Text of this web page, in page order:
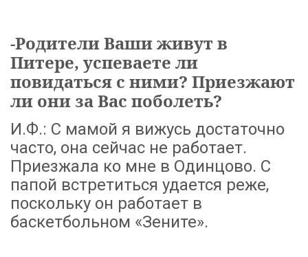
-Родители Ваши живут в
Питере, успеваете ли
повидаться с ними? Приезжают
ли они за Вас поболеть?
И.Ф.: С мамой я вижусь достаточно
часто, она сейчас не работает.
Приезжала ко мне в Одинцово. С
папой встретиться удается реже,
поскольку он работает в
баскетбольном «Зените».